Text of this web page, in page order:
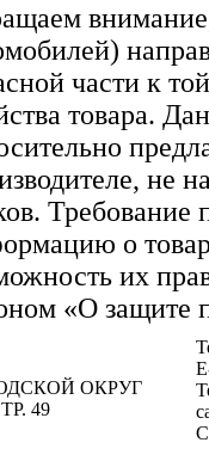
части к
товара.
не
Требование
о
их
«О защите
ОКРУГ
49